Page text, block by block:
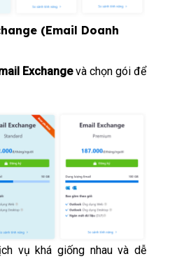
(Email Doanh
Exchangevà chọn gói để
vụ khá giống nhau và dễ